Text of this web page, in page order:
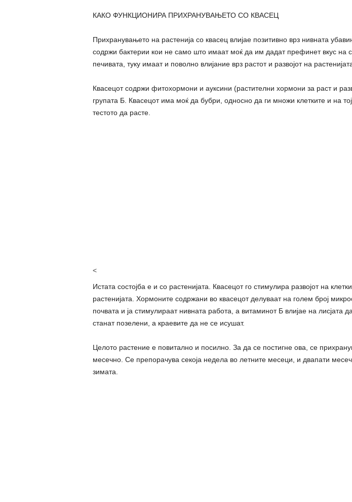
КАКО ФУНКЦИОНИРА ПРИХРАНУВАЊЕТО СО КВАСЕЦ
Прихранувањето на растенија со квасец влијае позитивно врз нивната
содржи бактерии кои не само што имаат моќ да им дадат префинет вкус на
печивата, туку имаат и поволно влијание врз растот и развојот на
Квасецот содржи фитохормони и ауксини (растителни хормони за раст и
групата Б. Квасецот има моќ да бубри, односно да ги множи клетките и на
тестото да расте.
<
Истата состојба е и со растенијата. Квасецот го стимулира развојот на
растенијата. Хормоните содржани во квасецот делуваат на голем број
почвата и ја стимулираат нивната работа, а витаминот Б влијае на лисјата
станат позелени, а краевите да не се исушат.
Целото растение е повитално и посилно. За да се постигне ова, се
месечно. Се препорачува секоја недела во летните месеци, и двапати
зимата.